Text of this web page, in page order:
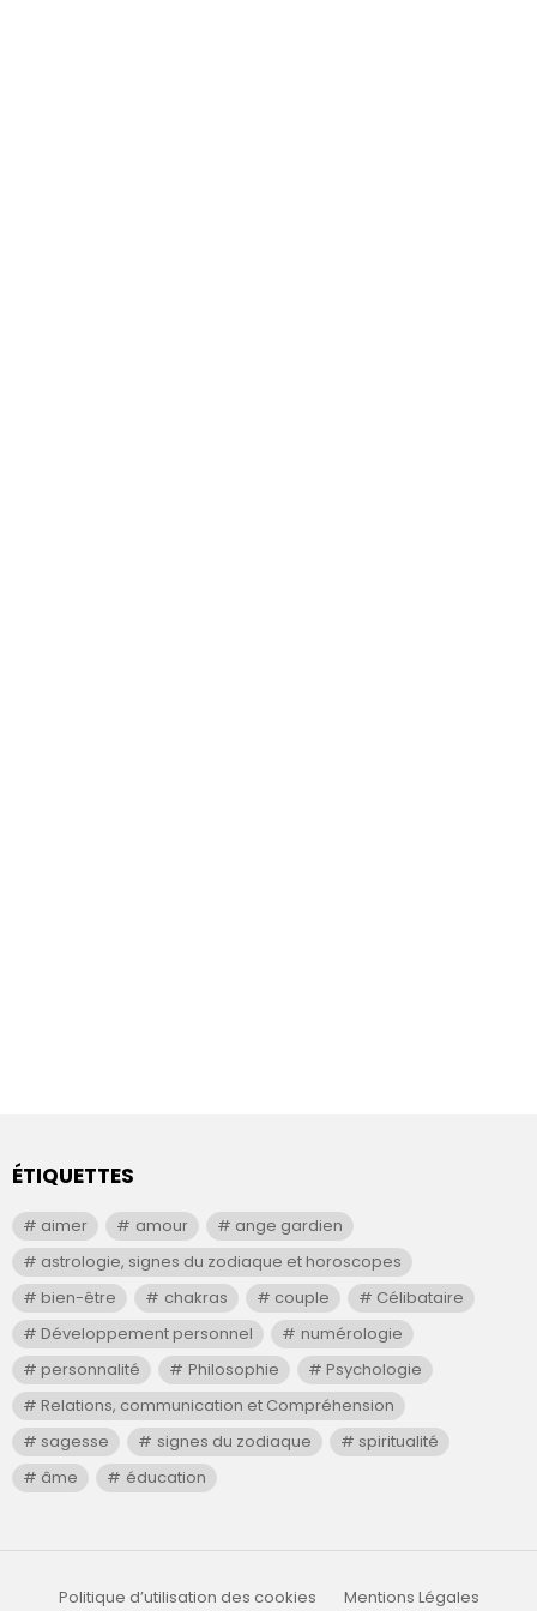
ÉTIQUETTES
aimer amour
ange gardien
astrologie, signes du zodiaque et horoscopes
bien-être
chakras couple
Célibataire
Développement personnel
numérologie
personnalité
Philosophie
Psychologie
Relations, communication et Compréhension
sagesse
signes du zodiaque
spiritualité
âme
éducation
Politique d’utilisation des cookies
Mentions Légales